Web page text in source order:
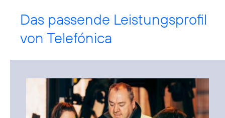
Das passende Leistungsprofil
von Telefónica